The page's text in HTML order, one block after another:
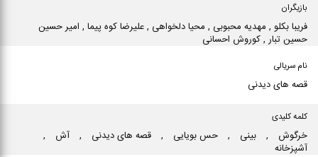
بازیگران
فریبا بكلو , مهدیه محبوبی , محیا دلخواهی , علیرضا كوه پیما , امیر حسین
حسین تبار , كوروش احسانی
نام سریالی
قصه های دیدنی
کلمه کلیدی
خرگوش , بینی , حس بویایی , قصه های دیدنی , آش
,
آشپزخانه